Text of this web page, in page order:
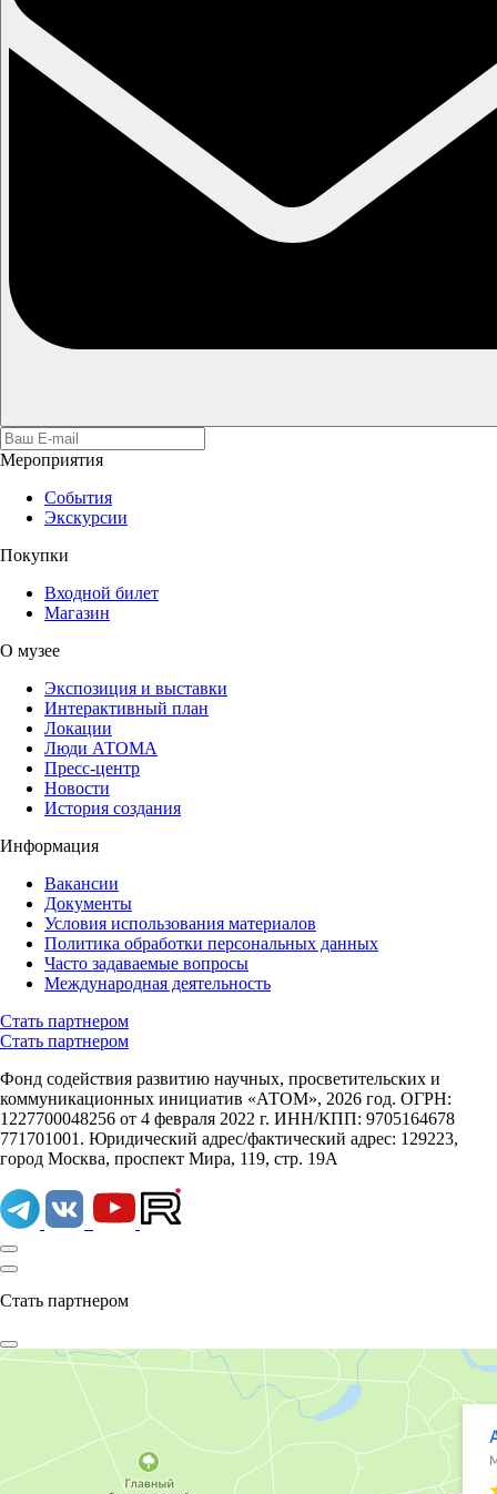
Мероприятия
События
Экскурсии
Покупки
Входной билет
Магазин
О музее
Экспозиция и выставки
Интерактивный план
Локации
Люди АТОМА
Пресс-центр
Новости
История создания
Информация
Вакансии
Документы
Условия использования материалов
Политика обработки персональных данных
Часто задаваемые вопросы
Международная деятельность
Стать партнером
Стать партнером
Фонд содействия развитию научных, просветительских и
коммуникационных инициатив «АТОМ», 2026 год. ОГРН:
1227700048256 от 4 февраля 2022 г. ИНН/КПП: 9705164678
771701001. Юридический адрес/фактический адрес: 129223,
город Москва, проспект Мира, 119, стр. 19А
Стать партнером